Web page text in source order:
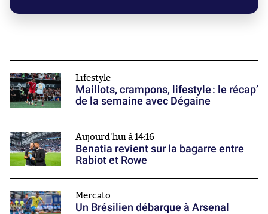
Lifestyle
Maillots, crampons, lifestyle : le récap’
de la semaine avec Dégaine
Aujourd'hui à 14:16
Benatia revient sur la bagarre entre
Rabiot et Rowe
Mercato
Un Brésilien débarque à Arsenal